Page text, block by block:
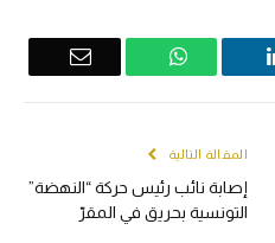
LinkedIn
WhatsApp
Email
المقالة التالية
إصابة نائب رئيس حركة “النهضة”
التونسية بحريق في المقرّ